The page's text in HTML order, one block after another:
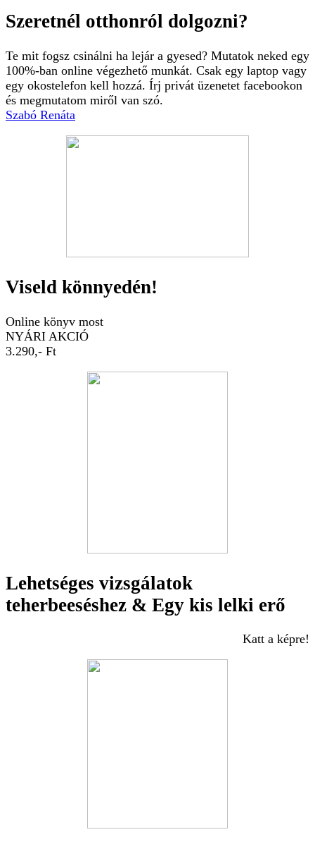
Szeretnél otthonról dolgozni?
Te mit fogsz csinálni ha lejár a gyesed? Mutatok neked egy
100%-ban online végezhető munkát. Csak egy laptop vagy
egy okostelefon kell hozzá. Írj privát üzenetet facebookon
és megmutatom miről van szó.
Szabó Renáta
Viseld könnyedén!
Online könyv most
NYÁRI AKCIÓ
3.290,- Ft
Lehetséges vizsgálatok
teherbeeséshez & Egy kis lelki erő
Katt a képre!